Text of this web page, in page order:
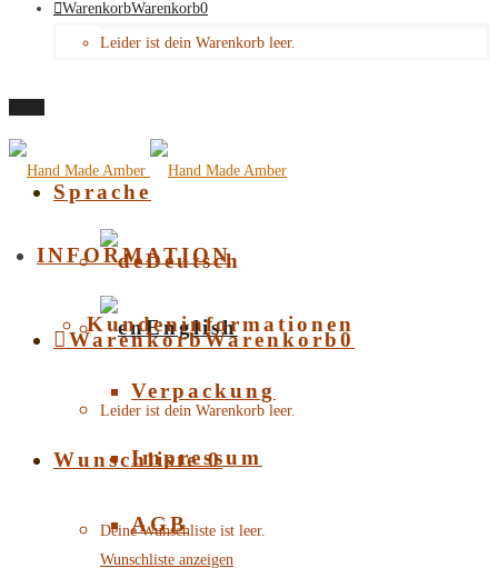
WarenkorbWarenkorb0
Leider ist dein Warenkorb leer.
Sprache
Deutsch
English
INFORMATION
Kundeninformationen
Verpackung
Impressum
AGB
WarenkorbWarenkorb0
Leider ist dein Warenkorb leer.
Wunschliste 0
Deine Wunschliste ist leer.
Wunschliste anzeigen